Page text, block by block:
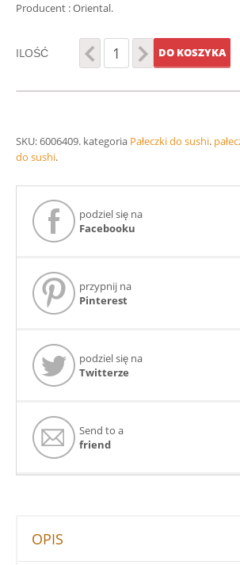
Producent : Oriental.
ILOŚĆ DO KOSZYKA
SKU:6006409. kategoria Pałeczki do sushi.
do sushi.
podziel się na
Facebooku
przypnij na
Pinterest
podziel się na
Twitterze
Send to a
friend
OPIS